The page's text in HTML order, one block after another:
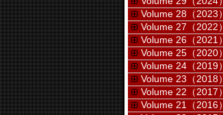
Volume 28（2023）
Volume 27（2022）
Volume 26（2021）
Volume 25（2020）
Volume 24（2019）
Volume 23（2018）
Volume 22（2017）
Volume 21（2016）